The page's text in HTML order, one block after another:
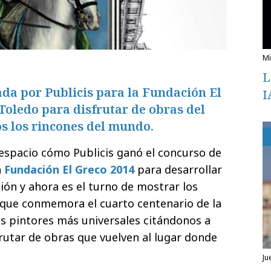
por Publicis para la Fundación El
para disfrutar de obras del
los rincones del mundo.
cómo Publicis ganó el concurso de
Fundación El Greco 2014para desarrollar
y ahora es el turno de mostrar los
conmemora el cuarto centenario de la
pintores más universales citándonos a
de obras que vuelven al lugar donde